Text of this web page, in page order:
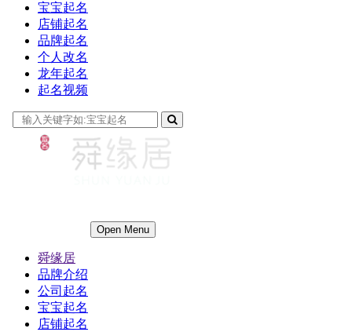
宝宝起名
店铺起名
品牌起名
个人改名
龙年起名
起名视频
Open Menu
舜缘居
品牌介绍
公司起名
宝宝起名
店铺起名